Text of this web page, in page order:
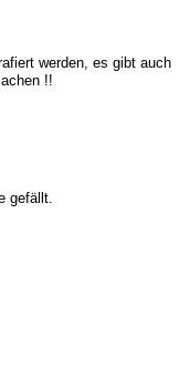
werden, es gibt auch
!!
gefällt.